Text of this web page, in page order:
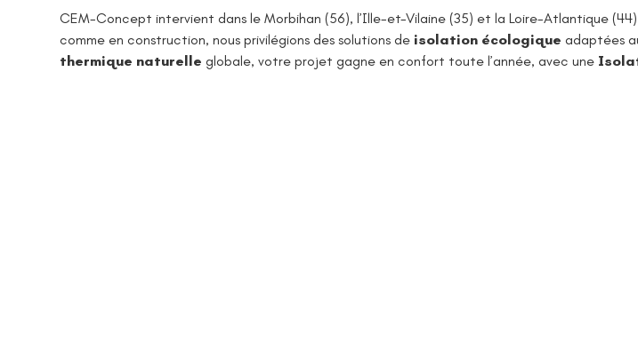
CEM-Concept intervient dans le Morbihan (56), l’Ille-et-Vilaine (35) et la Loire-Atlantique
comme en construction, nous privilégions des solutions de isolation écologique adaptées
thermique naturelle globale, votre projet gagne en confort toute l’année, avec une